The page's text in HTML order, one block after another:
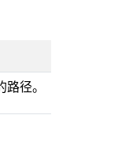
径。